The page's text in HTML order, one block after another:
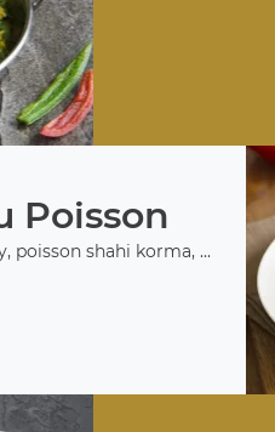
Poisson
poisson shahi korma, ...